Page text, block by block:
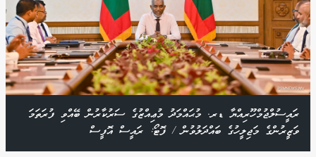
ރައީސުލްޖުމްހޫރިއްޔާ ޑރ. މުޙައްމަދު މުޢިއްޒުގެ ސަރުކާރުން ބޭއްވި ފުރަތަމަ
ވަޒީރުންގެ މަޖިލީހުގެ ބައްދަލުވުން / ފޮޓޯ: ރައީސް އޮފީސް